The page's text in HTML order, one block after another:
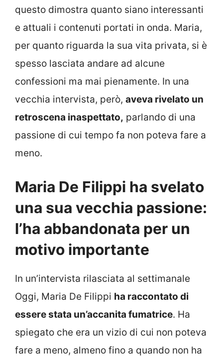
questo dimostra quanto siano interessanti
e attuali i contenuti portati in onda. Maria,
per quanto riguarda la sua vita privata, si è
spesso lasciata andare ad alcune
confessioni ma mai pienamente. In una
vecchia intervista, però, aveva rivelato un
retroscena inaspettato, parlando di una
passione di cui tempo fa non poteva fare a
meno.
Maria De Filippi ha svelato
una sua vecchia passione:
l’ha abbandonata per un
motivo importante
In un’intervista rilasciata al settimanale
Oggi, Maria De Filippi ha raccontato di
essere stata un’accanita fumatrice. Ha
spiegato che era un vizio di cui non poteva
fare a meno, almeno fino a quando non ha